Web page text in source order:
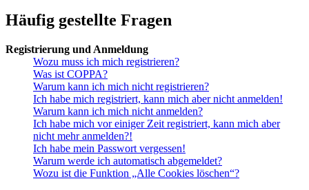
Häufig gestellte Fragen
Registrierung und Anmeldung
Wozu muss ich mich registrieren?
Was ist COPPA?
Warum kann ich mich nicht registrieren?
Ich habe mich registriert, kann mich aber nicht anmelden!
Warum kann ich mich nicht anmelden?
Ich habe mich vor einiger Zeit registriert, kann mich aber
nicht mehr anmelden?!
Ich habe mein Passwort vergessen!
Warum werde ich automatisch abgemeldet?
Wozu ist die Funktion „Alle Cookies löschen“?